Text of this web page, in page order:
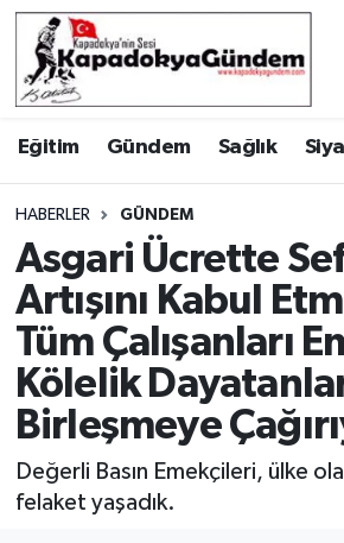
Eğitim Gündem Sağlık
HABERLER GÜNDEM
Asgari Ücrette
Artışını Kabul
Tüm Çalışanları
Kölelik
Birleşmeye
Değerli Basın Emekçileri, ülke
felaket yaşadık.
Hava Durumu
Trafik Durumu
Süper Lig Puan Durumu ve
Tüm Manşetler
Son Dakika Haberleri
Haber Arşivi